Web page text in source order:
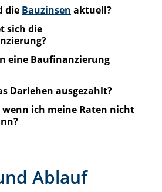
die Bauzinsen aktuell?
sich die
eine Baufinanzierung
Darlehen ausgezahlt?
wenn ich meine Raten nicht
Ablauf